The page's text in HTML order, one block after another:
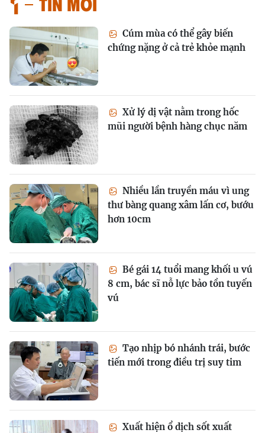
Cúm mùa có thể gây biến
chứng nặng ở cả trẻ khỏe mạnh
Xử lý dị vật nằm trong hốc
mũi người bệnh hàng chục năm
Nhiều lần truyền máu vì ung
thư bàng quang xâm lấn cơ, bướu
hơn 10cm
Bé gái 14 tuổi mang khối u vú
8 cm, bác sĩ nỗ lực bảo tồn tuyến
vú
Tạo nhịp bó nhánh trái, bước
tiến mới trong điều trị suy tim
Xuất hiện ổ dịch sốt xuất